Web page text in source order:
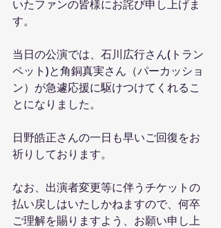
いたファンの皆様にお詫び申し上げま
す。
当日の公演では、石川広行さん(トラン
ペット)と角銅真実さん（パーカッショ
ン）が急遽応援に駆けつけてくれるこ
とになりました。
日野皓正さんの一日も早いご回復をお
祈りしております。
なお、出演者変更等に伴うチケットの
払い戻しはいたしかねますので、何卒
ご理解を賜りますよう、お願い申し上